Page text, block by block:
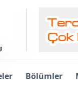
Bölümler